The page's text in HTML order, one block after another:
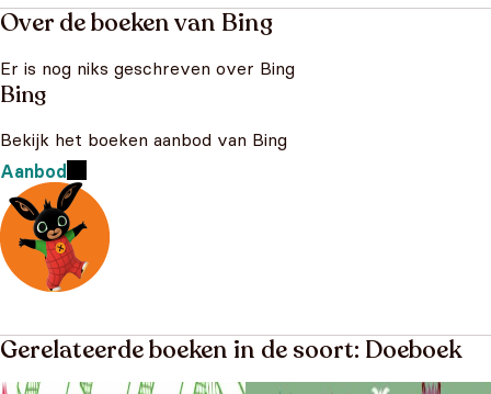
Over de boeken van Bing
Er is nog niks geschreven over Bing
Bing
Bekijk het boeken aanbod van Bing
Aanbod
Gerelateerde boeken in de soort: Doeboek